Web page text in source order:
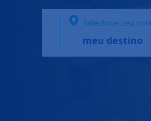
Selecione seu